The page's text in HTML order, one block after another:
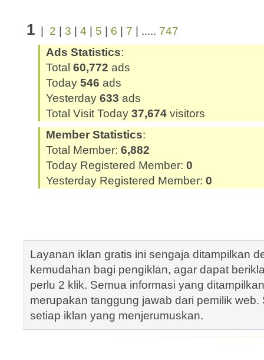
1 2 3 4 5 6 7 | ..... 747
Ads Statistics:
Total 60,772 ads
Today 546 ads
Yesterday 633 ads
Total Visit Today 37,674 visitors
Member Statistics:
Total Member: 6,882
Today Registered Member: 0
Yesterday Registered Member: 0
Layanan iklan gratis ini sengaja ditampilkan
kemudahan bagi pengiklan, agar dapat
perlu 2 klik. Semua informasi yang
merupakan tanggung jawab dari pemilik
setiap iklan yang menjerumuskan.